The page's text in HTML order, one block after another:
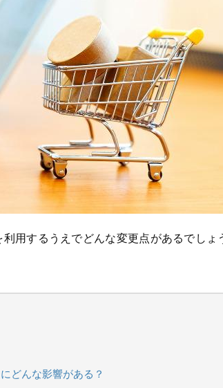
用するうえでどんな変更点があるでしょ
どんな影響がある？